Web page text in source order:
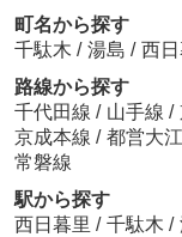
町名から探す
千駄木 / 湯島 / 西
路線から探す
千代田線 / 山手線 /
京成本線 / 都営大
常磐線
駅から探す
西日暮里 / 千駄木 /